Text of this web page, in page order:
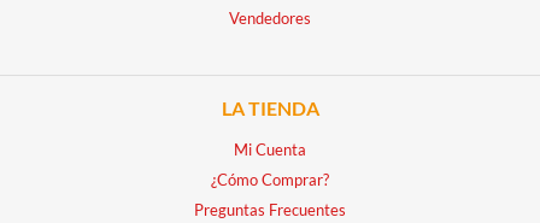
Vendedores
LA TIENDA
Mi Cuenta
¿Cómo Comprar?
Preguntas Frecuentes